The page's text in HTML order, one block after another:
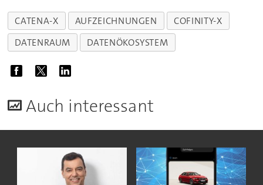
CATENA-X AUFZEICHNUNGEN
COFINITY-X
DATENRAUM
DATENÖKOSYSTEM
Auch interessant